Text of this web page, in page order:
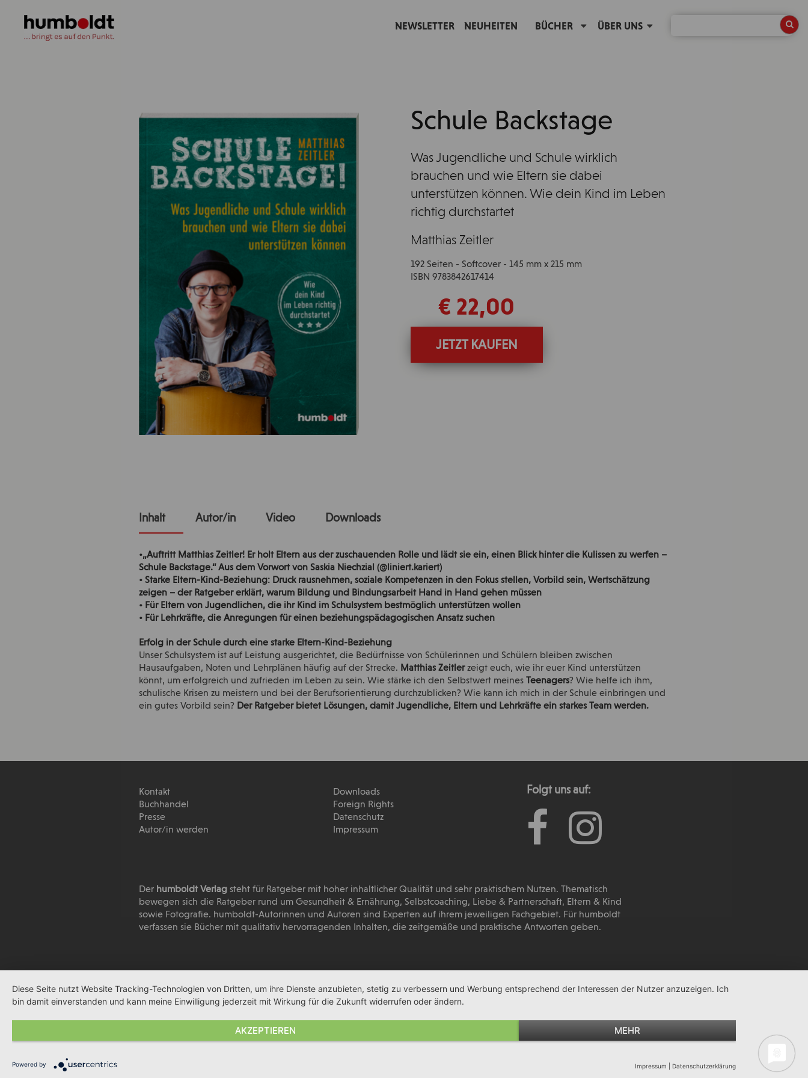
NEWSLETTER NEUHEITEN BÜCHER ÜBER UNS
Schule Backstage
Was Jugendliche und Schule wirklich
brauchen und wie Eltern sie dabei
unterstützen können. Wie dein Kind im Leben
richtig durchstartet
Matthias Zeitler
192 Seiten - Softcover - 145 mm x 215 mm
ISBN 9783842617414
€ 22,00
JETZT KAUFEN
Inhalt Autor/in Video Downloads
•„Auftritt Matthias Zeitler! Er holt Eltern aus der zuschauenden Rolle und lädt sie ein, einen Blick hinter die Kulissen zu werfen –
Schule Backstage.“ Aus dem Vorwort von Saskia Niechzial (@liniert.kariert)
• Starke Eltern-Kind-Beziehung: Druck rausnehmen, soziale Kompetenzen in den Fokus stellen, Vorbild sein, Wertschätzung
zeigen – der Ratgeber erklärt, warum Bildung und Bindungsarbeit Hand in Hand gehen müssen
• Für Eltern von Jugendlichen, die ihr Kind im Schulsystem bestmöglich unterstützen wollen
• Für Lehrkräfte, die Anregungen für einen beziehungspädagogischen Ansatz suchen
Erfolg in der Schule durch eine starke Eltern-Kind-Beziehung
Unser Schulsystem ist auf Leistung ausgerichtet, die Bedürfnisse von Schülerinnen und Schülern bleiben zwischen
Hausaufgaben, Noten und Lehrplänen häufig auf der Strecke. Matthias Zeitlerzeigt euch, wie ihr euer Kind unterstützen
könnt, um erfolgreich und zufrieden im Leben zu sein. Wie stärke ich den Selbstwert meinesTeenagers? Wie helfe ich ihm,
schulische Krisen zu meistern und bei der Berufsorientierung durchzublicken? Wie kann ich mich in der Schule einbringen und
ein gutes Vorbild sein? Der Ratgeber bietet Lösungen, damit Jugendliche, Eltern und Lehrkräfte ein starkes Team werden.
Folgt uns auf:
Kontakt
Buchhandel
Presse
Autor/in werden
Downloads
Foreign Rights
Datenschutz
Impressum
Der humboldt Verlag steht für Ratgeber mit hoher inhaltlicher Qualität und sehr praktischem Nutzen. Thematisch
bewegen sich die Ratgeber rund um Gesundheit & Ernährung, Selbstcoaching, Liebe & Partnerschaft, Eltern & Kind
sowie Fotografie. humboldt-Autorinnen und Autoren sind Experten auf ihrem jeweiligen Fachgebiet. Für humboldt
verfassen sie Bücher mit qualitativ hervorragenden Inhalten, die zeitgemäße und praktische Antworten geben.
Diese Seite nutzt Website Tracking-Technologien von Dritten, um ihre Dienste anzubieten, stetig zu verbessern und Werbung entsprechend der Interessen der Nutzer anzuzeigen. Ich
bin damit einverstanden und kann meine Einwilligung jederzeit mit Wirkung für die Zukunft widerrufen oder ändern.
AKZEPTIEREN MEHR
Powered by Impressum Datenschutzerklärung